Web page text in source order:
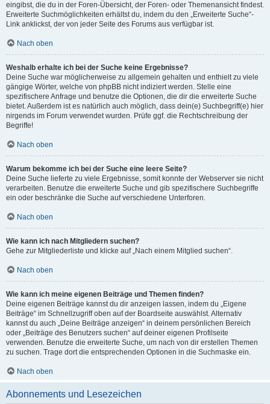
eingibst, die du in der Foren-Übersicht, der Foren- oder Themenansicht findest.
Erweiterte Suchmöglichkeiten erhältst du, indem du den „Erweiterte Suche“-
Link anklickst, der von jeder Seite des Forums aus verfügbar ist.
Nach oben
Weshalb erhalte ich bei der Suche keine Ergebnisse?
Deine Suche war möglicherweise zu allgemein gehalten und enthielt zu viele
gängige Wörter, welche von phpBB nicht indiziert werden. Stelle eine
spezifischere Anfrage und benutze die Optionen, die dir die erweiterte Suche
bietet. Außerdem ist es natürlich auch möglich, dass dein(e) Suchbegriff(e) hier
nirgends im Forum verwendet wurden. Prüfe ggf. die Rechtschreibung der
Begriffe!
Nach oben
Warum bekomme ich bei der Suche eine leere Seite?
Deine Suche lieferte zu viele Ergebnisse, somit konnte der Webserver sie nicht
verarbeiten. Benutze die erweiterte Suche und gib spezifischere Suchbegriffe
ein oder beschränke die Suche auf verschiedene Unterforen.
Nach oben
Wie kann ich nach Mitgliedern suchen?
Gehe zur Mitgliederliste und klicke auf „Nach einem Mitglied suchen“.
Nach oben
Wie kann ich meine eigenen Beiträge und Themen finden?
Deine eigenen Beiträge kannst du dir anzeigen lassen, indem du „Eigene
Beiträge“ im Schnellzugriff oben auf der Boardseite auswählst. Alternativ
kannst du auch „Deine Beiträge anzeigen“ in deinem persönlichen Bereich
oder „Beiträge des Benutzers suchen“ auf deiner eigenen Profilseite
verwenden. Benutze die erweiterte Suche, um nach von dir erstellen Themen
zu suchen. Trage dort die entsprechenden Optionen in die Suchmaske ein.
Nach oben
Abonnements und Lesezeichen